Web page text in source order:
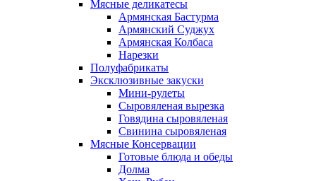
Мясные деликатесы
Армянская Бастурма
Армянский Суджух
Армянская Колбаса
Нарезки
Полуфабрикаты
Эксклюзивные закуски
Мини-рулеты
Сыровяленая вырезка
Говядина сыровяленая
Свинина сыровяленая
Мясные Консервации
Готовые блюда и обеды
Долма